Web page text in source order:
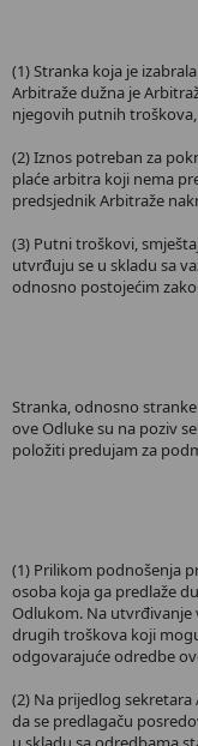
(1) Stranka koja je
Arbitraže dužna je
njegovih putnih
(2) Iznos potreban za
plaće arbitra koji nema
predsjednik Arbitraže
(3) Putni troškovi,
utvrđuju se u skladu sa
odnosno postojećim
Stranka, odnosno
ove Odluke su na poziv
položiti predujam za
(1) Prilikom podnošenja
osoba koja ga predlaže
Odlukom. Na utvrđivanje
drugih troškova koji
odgovarajuće odredbe
(2) Na prijedlog
da se predlagaču